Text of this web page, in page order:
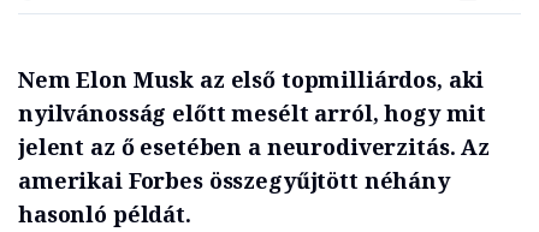
Nem Elon Musk az első topmilliárdos, aki
nyilvánosság előtt mesélt arról, hogy mit
jelent az ő esetében a neurodiverzitás. Az
amerikai Forbes összegyűjtött néhány
hasonló példát.